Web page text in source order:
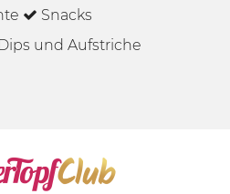
Snacks
Dips und Aufstriche